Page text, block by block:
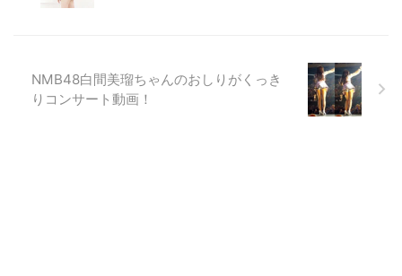
NMB48白間美瑠ちゃんのおしりがくっき
りコンサート動画！